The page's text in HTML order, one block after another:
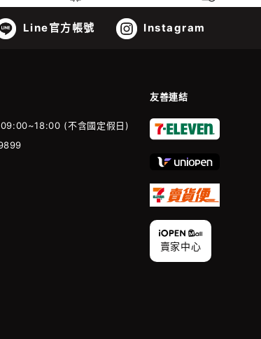
Line官方帳號 Instagram
友善連結
09:00~18:00 (不含國定假日)
賣家中心